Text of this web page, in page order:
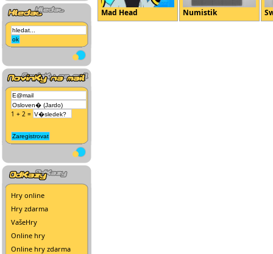
1 + 2 =
Hry online
Hry zdarma
VašeHry
Online hry
Online hry zdarma
Mad Head Numistik